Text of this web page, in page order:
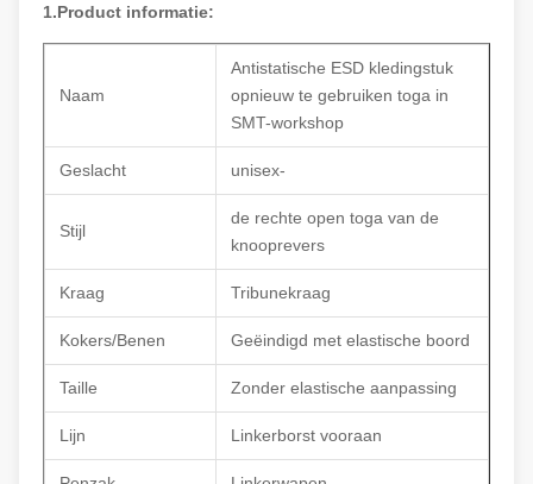
1.Product informatie:
Naam
Antistatische ESD kledingstuk
opnieuw te gebruiken toga in
SMT-workshop
Geslacht unisex-
Stijl
de rechte open toga van de
knooprevers
Kraag Tribunekraag
Kokers/Benen Geëindigd met elastische boord
Taille Zonder elastische aanpassing
Lijn Linkerborst vooraan